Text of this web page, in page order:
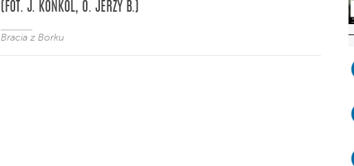
(FOT. J. KONKOL, O. JERZY B.)
Bracia z Borku